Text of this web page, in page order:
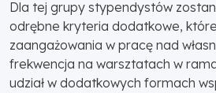
Dla tej grupy stypendystów
odrębne kryteria dodatkowe,
zaangażowania w pracę nad
frekwencja na warsztatach w
udział w dodatkowych formach